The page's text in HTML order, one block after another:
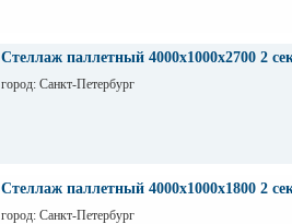
Стеллаж паллетный 4000х1000х2700 2
город: Санкт-Петербург
Стеллаж паллетный 4000х1000х1800 2
город: Санкт-Петербург